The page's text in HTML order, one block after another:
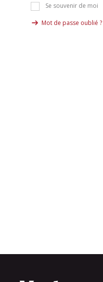
Se souvenir de moi
Mot de passe oublié ?